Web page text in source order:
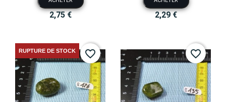
2,75 € 2,29 €
RUPTURE DE STOCK favorite_border favorite_border